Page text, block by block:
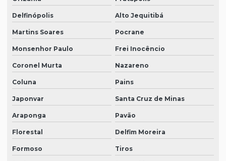
Delfinópolis Alto Jequitibá
Martins Soares Pocrane
Monsenhor Paulo Frei Inocêncio
Coronel Murta Nazareno
Coluna Pains
Japonvar Santa Cruz de Minas
Araponga Pavão
Florestal Delfim Moreira
Formoso Tiros